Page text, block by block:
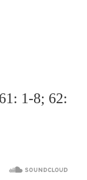
1-8; 62: